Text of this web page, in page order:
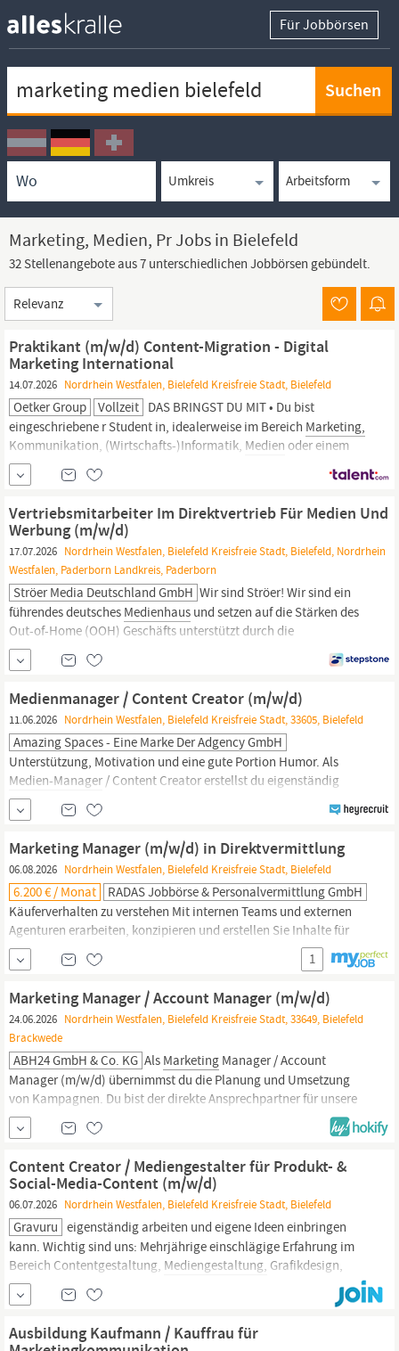
Für Jobbörsen
Ortssuche
Umkreissuche
Arbeitsform
Marketing, Medien, Pr Jobs in Bielefeld
32 Stellenangebote aus 7 unterschiedlichen Jobbörsen gebündelt.
Sortierung
Praktikant (m/w/d) Content-Migration - Digital
Marketing International
14.07.2026 Nordrhein Westfalen, Bielefeld Kreisfreie Stadt, Bielefeld
Oetker Group Vollzeit DAS BRINGST DU MIT • Du bist
eingeschriebene r Student in, idealerweise im Bereich Marketing,
Kommunikation, (Wirtschafts-)Informatik, Medien oder einem
vergleichbaren Studiengang • Du arbeitest sehr sorgfältig,
strukturiert und ausdauernd – auch bei wiederkehrenden
Vertriebsmitarbeiter Im Direktvertrieb Für Medien Und
Werbung (m/w/d)
17.07.2026 Nordrhein Westfalen, Bielefeld Kreisfreie Stadt, Bielefeld, Nordrhein
Westfalen, Paderborn Landkreis, Paderborn
Ströer Media Deutschland GmbH Wir sind Ströer! Wir sind ein
führendes deutsches Medienhaus und setzen auf die Stärken des
Out-of-Home (OOH) Geschäfts unterstützt durch die
flankierenden Geschäftsfelder Digital & Dialog Media und DaaS &
E-Commerce. Mit unserer OOH-plus-Strategie machen wir mehr
aus jedem Kommunikationskonzept und schaffen Lösungen
Medienmanager / Content Creator (m/w/d)
11.06.2026 Nordrhein Westfalen, Bielefeld Kreisfreie Stadt, 33605, Bielefeld
Amazing Spaces - Eine Marke Der Adgency GmbH
Unterstützung, Motivation und eine gute Portion Humor. Als
Medien-Manager / Content Creator erstellst du eigenständig
Inhalte für unsere Marken, Produkte und Kommunikationskanäle.
Du arbeitest dich in relevante Themen ein, verstehst die Fragen
und Bedürfnisse unserer Kunden und entwickelst daraus fertigen
Content für Social Media, Website,
Marketing Manager (m/w/d) in Direktvermittlung
06.08.2026 Nordrhein Westfalen, Bielefeld Kreisfreie Stadt, Bielefeld
6.200 € / Monat
RADAS Jobbörse & Personalvermittlung GmbH
Käuferverhalten zu verstehen Mit internen Teams und externen
Agenturen erarbeiten, konzipieren und erstellen Sie Inhalte für
den Einsatz in verschiedenen
Marketing-ProgrammenSie wirken
an der Erstellung, Abstimmung, Umsetzung und Überwachung
mit Sie sind verantwortlich für
Produktpositionierung und -differenzierung...
1
Marketing Manager / Account Manager (m/w/d)
24.06.2026 Nordrhein Westfalen, Bielefeld Kreisfreie Stadt, 33649, Bielefeld
Brackwede
ABH24 GmbH & Co. KG Als Marketing Manager / Account
Manager (m/w/d) übernimmst du die Planung und Umsetzung
von Kampagnen. Du bist der direkte Ansprechpartner für unsere
Kunden und sorgst dafür, dass ihre
erreicht und
übertroffen werden. AUFGABEN Entwicklung und Umsetzung von
Marketingkampagnen
Content Creator / Mediengestalter für Produkt- &
Social-Media-Content (m/w/d)
06.07.2026 Nordrhein Westfalen, Bielefeld Kreisfreie Stadt, Bielefeld
Gravuru eigenständig arbeiten und eigene Ideen einbringen
kann. Wichtig sind uns: Mehrjährige einschlägige Erfahrung im
Bereich Contentgestaltung, Mediengestaltung, Grafikdesign,
Social Media oder Produktvisualisierung Sicherer Umgang mit
gängigen Grafik- und Bildbearbeitungsprogrammen Erfahrung in
der Erstellung von Produktbildern, Bannern, Werbegrafiken und...
Ausbildung Kaufmann / Kauffrau für